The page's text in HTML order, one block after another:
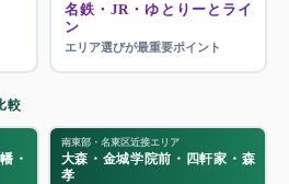
名鉄・JR・ゆとりーとライ
ン
エリア選びが最重要ポイント
較
・
南東部・名東区近接エリア
大森・金城学院前・四軒家・森
孝